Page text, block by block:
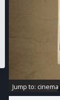
Jump to: